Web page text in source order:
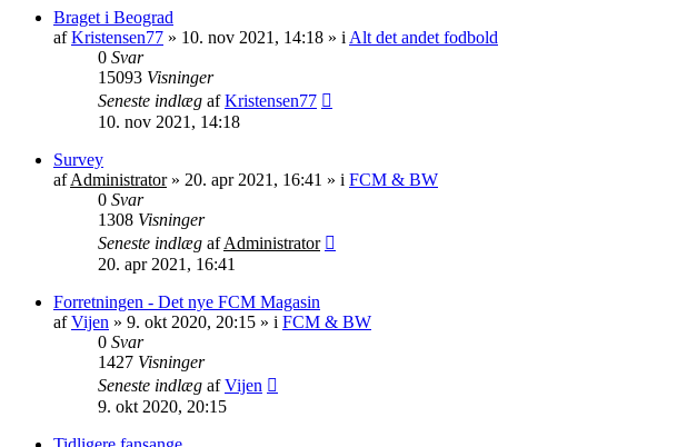
Braget i Beograd
afKristensen77 » 10. nov 2021, 14:18 » i Alt det andet fodbold
0 Svar
15093 Visninger
Seneste indlæg afKristensen77
10. nov 2021, 14:18
Survey
afAdministrator» 20. apr 2021, 16:41 » i FCM & BW
0 Svar
1308 Visninger
Seneste indlæg afAdministrator
20. apr 2021, 16:41
Forretningen - Det nye FCM Magasin
afVijen » 9. okt 2020, 20:15 » i FCM & BW
0 Svar
1427 Visninger
Seneste indlæg afVijen
9. okt 2020, 20:15